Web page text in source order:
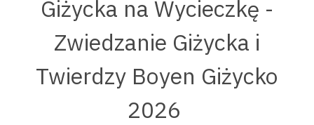
Giżycka na Wycieczkę -
Zwiedzanie Giżycka i
Twierdzy Boyen Giżycko
2026